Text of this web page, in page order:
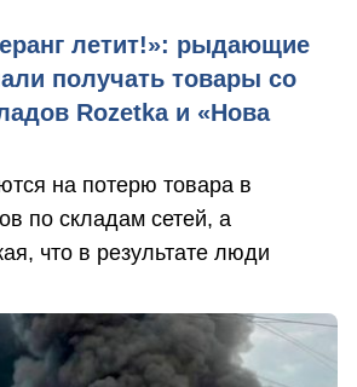
летит!»: рыдающие
получать товары со
Rozetka и «Нова
на потерю товара в
по складам сетей, а
что в результате люди